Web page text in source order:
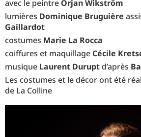
avec le peintre Örjan Wikström
lumières Dominique Bruguière
Gaillardot
costumes Marie La Rocca
coiffures et maquillage Cécile
musique Laurent Duruptd’après
Les costumes et le décor ont été
de La Colline